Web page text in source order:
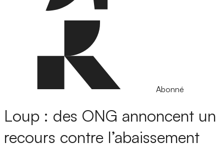
Abonné
Loup : des ONG annoncent un
recours contre l’abaissement